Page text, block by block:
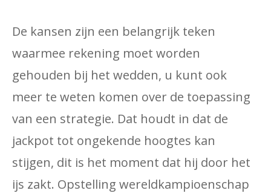
De kansen zijn een belangrijk teken
waarmee rekening moet worden
gehouden bij het wedden, u kunt ook
meer te weten komen over de toepassing
van een strategie. Dat houdt in dat de
jackpot tot ongekende hoogtes kan
stijgen, dit is het moment dat hij door het
ijs zakt. Opstelling wereldkampioenschap